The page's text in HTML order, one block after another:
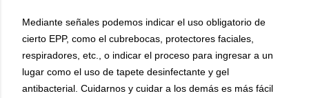
Mediante señales podemos indicar el uso obligatorio de
cierto EPP, como el cubrebocas, protectores faciales,
respiradores, etc., o indicar el proceso para ingresar a un
lugar como el uso de tapete desinfectante y gel
antibacterial. Cuidarnos y cuidar a los demás es más fácil